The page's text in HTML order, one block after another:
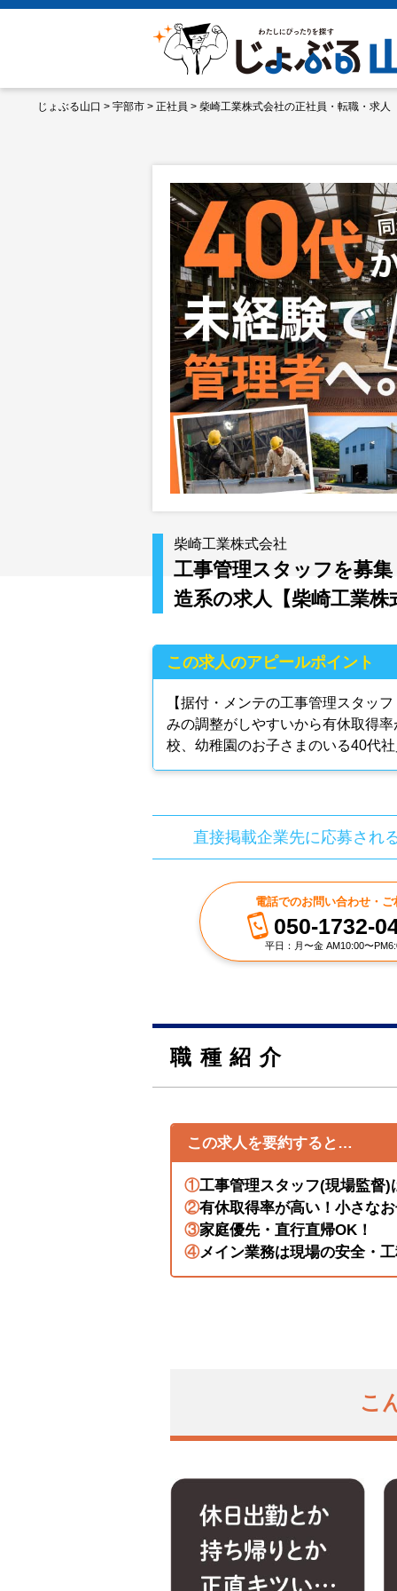
じょぶる山口 > 宇部市 > 正社員 > 柴崎工業株式会社の正社員・転職・求人
柴崎工業株式会社
工事管理スタッフを募
造系の求人【柴崎工業株
この求人のアピールポイント
【据付・メンテの工事管理スタッ
みの調整がしやすいから有休取得
校、幼稚園のお子さまのいる40代
直接掲載企業先に応募され
電話でのお問い合わせ・ご
050-1732-
平日：月〜金 AM10:00〜
職種紹介
この求人を要約すると…
①工事管理スタッフ(現場監督
②有休取得率が高い！小さな
③家庭優先・直行直帰OK！
④メイン業務は現場の安全・
こ